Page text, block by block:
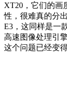
XT20，它们的画
性，很难真的分
E3，这同样是一
高速图像处理引
这个问题已经变